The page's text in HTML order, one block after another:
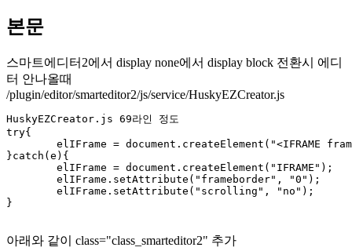
본문
스마트에디터2에서 display none에서 display block 전환시 에디
터 안나올때
/plugin/editor/smarteditor2/js/service/HuskyEZCreator.js
HuskyEZCreator.js 69라인 정도
try{
}catch(e){
}
아래와 같이 class="class_smarteditor2" 추가